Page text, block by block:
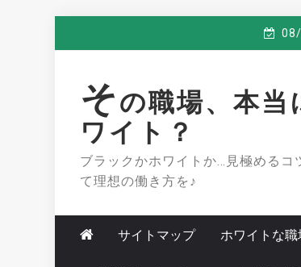
その職場、本当
ワイト？
ブラックかホワイトか…見極めるコ
て理想の働き方を♪
サイトマップ ホワイトな職